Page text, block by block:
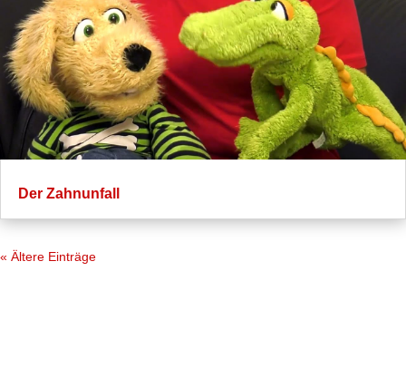
Der Zahnunfall
« Ältere Einträge